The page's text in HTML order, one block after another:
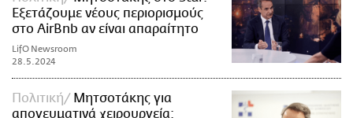
Εξετάζουμε νέους περιορισμούς
στο AirBnb αν είναι απαραίτητο
LifO Newsroom
28.5.2024
Πολιτική
Μητσοτάκης για
απογευματινά χειρουργεία: